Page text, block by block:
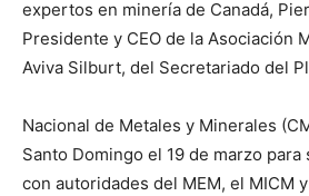
expertos en minería de Canadá,
Presidente y CEO de la Asociación
Aviva Silburt, del Secretariado del
Nacional de Metales y Minerales
Santo Domingo el 19 de marzo
con autoridades del MEM, el MICM